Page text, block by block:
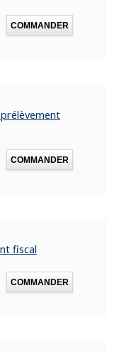
COMMANDER
COMMANDER
fiscal
COMMANDER